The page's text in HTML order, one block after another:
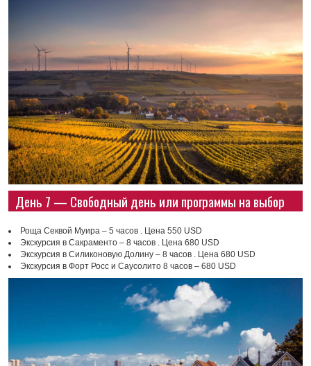
День 7 — Свободный день или программы на выбор
Роща Секвой Муира – 5 часов . Цена 550 USD
Экскурсия в Сакраменто – 8 часов . Цена 680 USD
Экскурсия в Силиконовую Долину – 8 часов . Цена 680 USD
Экскурсия в Форт Росс и Саусолито 8 часов – 680 USD